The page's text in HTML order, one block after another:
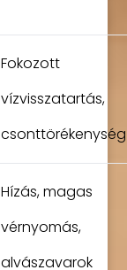
Fokozott
vízvisszatartás,
csonttörékenység
Hízás, magas
vérnyomás,
alvászavarok